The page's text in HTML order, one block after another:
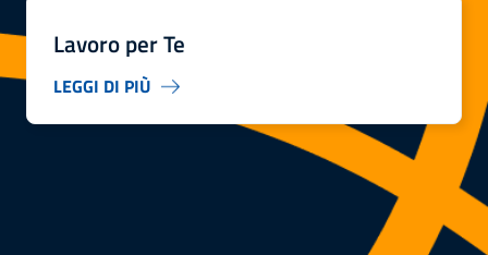
Lavoro per Te
LEGGI DI PIÙ